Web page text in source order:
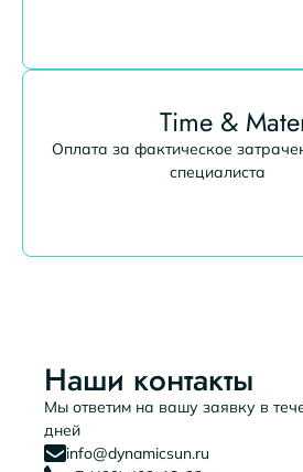
Time &
Оплата за фактическое
специалиста
Наши контакты
Мы ответим на вашу заявку в
дней
info@dynamicsun.ru